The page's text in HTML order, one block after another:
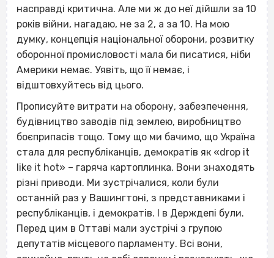
насправді критична. Але ми ж до неї дійшли за 10
років війни, нагадаю, не за 2, а за 10. На мою
думку, концепція національної оборони, розвитку
оборонної промисловості мала би писатися, ніби
Америки немає. Уявіть, що її немає, і
відштовхуйтесь від цього.
Прописуйте витрати на оборону, забезпечення,
будівництво заводів під землею, виробництво
боєприпасів тощо. Тому що ми бачимо, що Україна
стала для республіканців, демократів як «drop it
like it hot» – гаряча картоплинка. Вони знаходять
різні приводи. Ми зустрічалися, коли були
останній раз у Вашингтоні, з представниками і
республіканців, і демократів. І в Держдепі були.
Перед цим в Оттаві мали зустрічі з групою
депутатів місцевого парламенту. Всі вони,